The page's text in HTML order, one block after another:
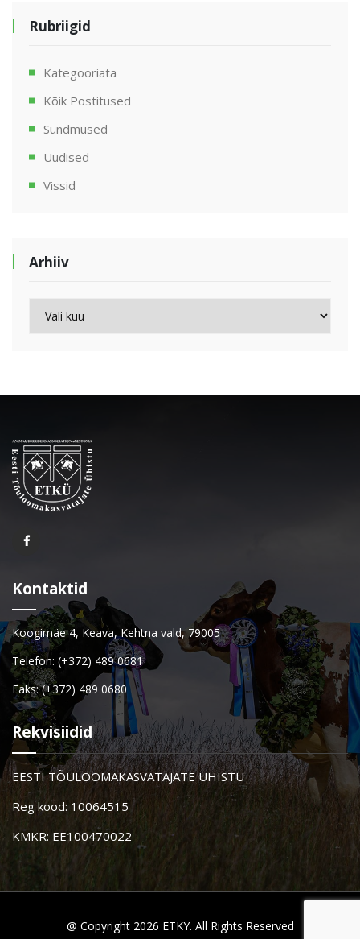
Rubriigid
Kategooriata
Kõik Postitused
Sündmused
Uudised
Vissid
Arhiiv
Kontaktid
Koogimäe 4, Keava, Kehtna vald, 79005
Telefon: (+372) 489 0681
Faks: (+372) 489 0680
Rekvisiidid
EESTI TÕULOOMAKASVATAJATE ÜHISTU
Reg kood: 10064515
KMKR: EE100470022
@ Copyright 2026 ETKY. All Rights Reserved